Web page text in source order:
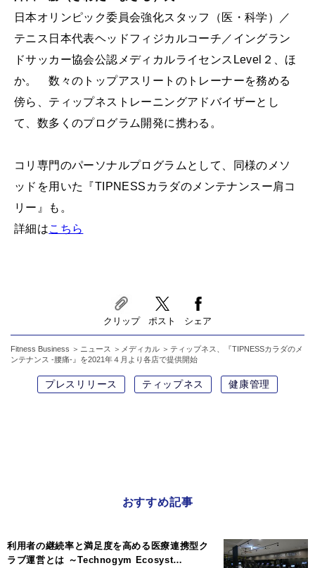
日本オリンピック委員会強化スタッフ（医・科学）／
テニス日本代表ヘッドフィジカルコーチ／イングラン
ドサッカー協会公認メディカルライセンスLevel２、ほ
か。 数々のトップアスリートのトレーナーを務める
傍ら、ティップネストレーニングアドバイザーとし
て、数多くのプログラム開発に携わる。
コリ専門のパーソナルプログラムとして、同様のメソ
ッドを用いた『TIPNESSカラダのメンテナンスー肩コ
リー』も。
詳細はこちら
クリップ ポスト シェア
Fitness Business ニュース メディカル
ティップネス、『TIPNESSカラダのメ
ンテナンス ‐腰痛-』を2021年４月より各店で提供開始
プレスリリース ティップネス 健康管理
おすすめ記事
利用者の継続率と満足度を高める医療連携型ク
ラブ運営とは ～Technogym Ecosyst…